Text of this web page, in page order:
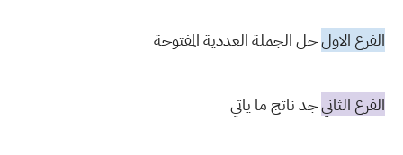
الفرع الاولحل الجملة العددية المفتوحة
الفرع الثانيجد ناتج ما ياتي